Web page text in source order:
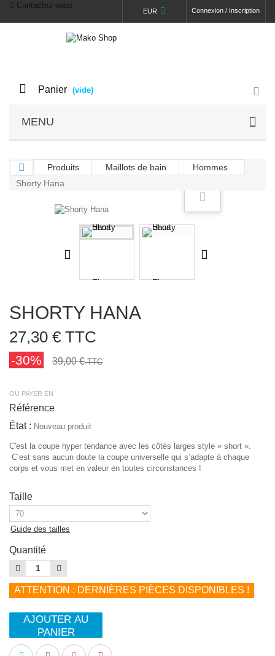
Connexion / Inscription
EUR
Contactez-nous
Panier (vide)
MENU
Produits Maillots de bain
Hommes
Shorty Hana
SHORTY HANA
27,30 € TTC
-30% 39,00 €TTC
OU PAYER EN
Référence
État : Nouveau produit
C'est la coupe hyper tendance avec les côtés larges style « short ».
C’est sans aucun doute la coupe universelle qui s’adapte à chaque
corps et vous met en valeur en toutes circonstances !
Taille
Guide des tailles
Quantité
ATTENTION : DERNIÈRES PIÈCES DISPONIBLES !
AJOUTER AU
PANIER